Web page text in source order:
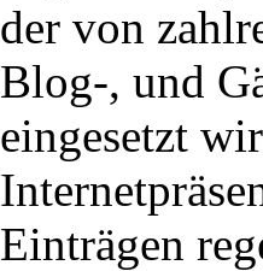
der von
Blog-, und
eingesetzt
Einträgen